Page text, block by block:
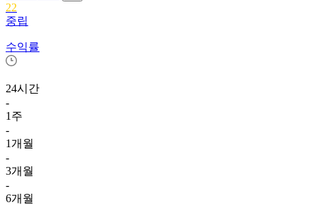
22
중립
수익률
24시간
-
1주
-
1개월
-
3개월
-
6개월